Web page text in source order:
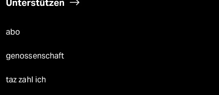
Unterstützen
abo
genossenschaft
taz zahl ich